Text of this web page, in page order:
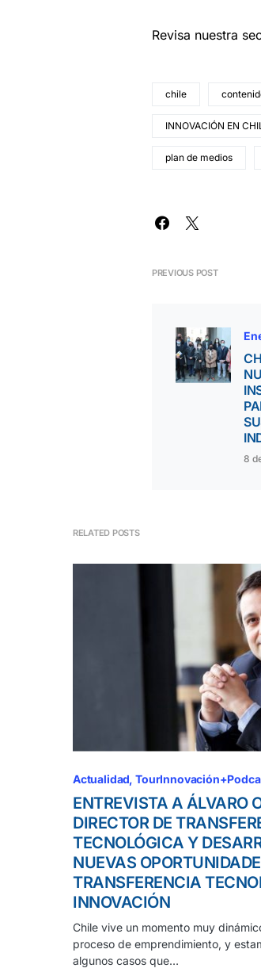
Revisa nuestra
chile
INNOVACIÓN EN
plan de medios
PREVIOUS POST
8
RELATED POSTS
Actualidad
ENTREVISTA A ÁLVARO
DIRECTOR DE
TECNOLÓGICA Y
NUEVAS
TRANSFERENCIA
INNOVACIÓN
Chile vive un momento muy
proceso de emprendimiento, y
algunos casos que…